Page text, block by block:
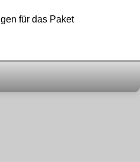
für das Paket